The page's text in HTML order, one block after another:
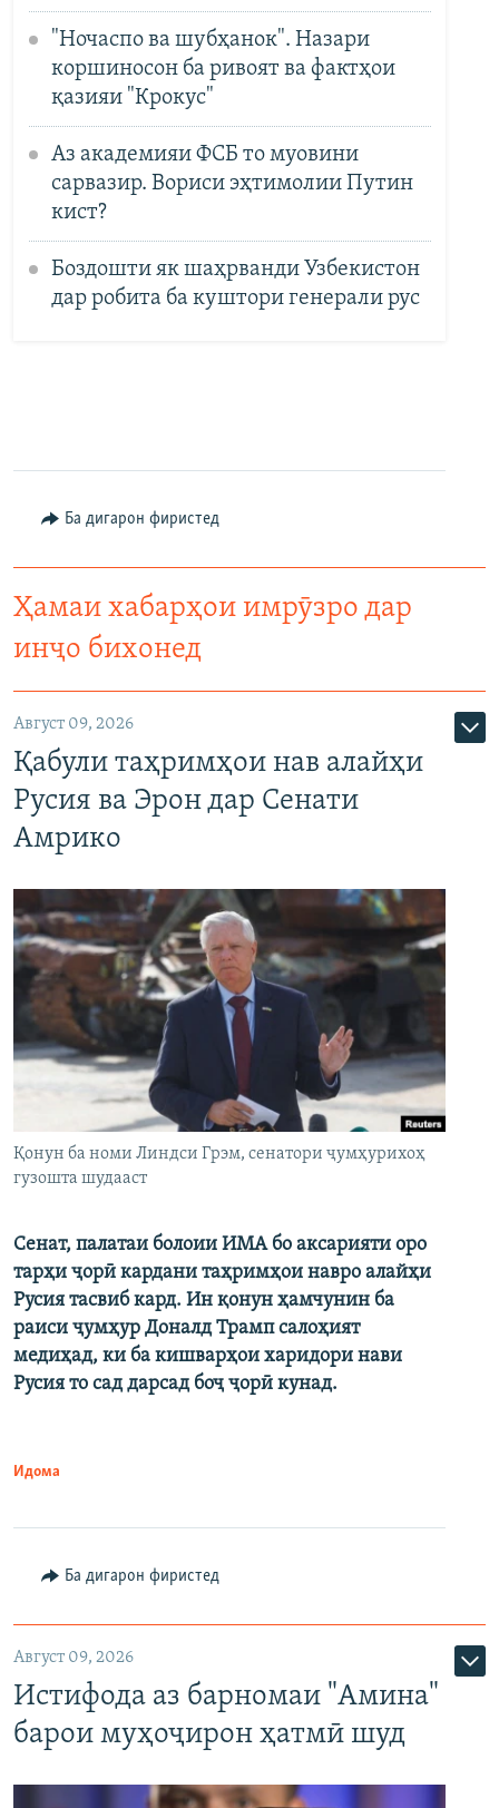
"Ночаспо ва шубҳанок". Назари
коршиносон ба ривоят ва фактҳои
қазияи "Крокус"
Аз академияи ФСБ то муовини
сарвазир. Вориси эҳтимолии Путин
кист?
Боздошти як шаҳрванди Узбекистон
дар робита ба куштори генерали рус
Ба дигарон фиристед
Ҳамаи хабарҳои имрӯзро дар
инҷо бихонед
Август 09, 2026
Қабули таҳримҳои нав алайҳи
Русия ва Эрон дар Сенати
Амрико
Қонун ба номи Линдси Грэм, сенатори ҷумҳурихоҳ
гузошта шудааст
Сенат, палатаи болоии ИМА бо аксарияти оро
тарҳи ҷорӣ кардани таҳримҳои навро алайҳи
Русия тасвиб кард. Ин қонун ҳамчунин ба
раиси ҷумҳур Доналд Трамп салоҳият
медиҳад, ки ба кишварҳои харидори нави
Русия то сад дарсад боҷ ҷорӣ кунад.
Идома
Ба дигарон фиристед
Август 09, 2026
Истифода аз барномаи "Амина"
барои муҳоҷирон ҳатмӣ шуд